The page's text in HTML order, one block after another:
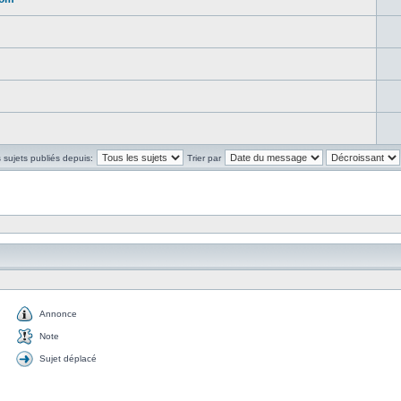
sujets publiés depuis: Trier par
Annonce
Note
Sujet déplacé